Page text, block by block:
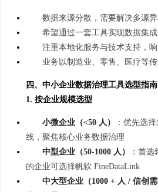
数据来源分散，需要解决多源
希望通过一套工具实现数据集
注重本地化服务与技术支持，
业务以制造业、零售、医疗等
四、中小企业数据治理工具选型指南
1. 按企业规模选型
小微企业（<50 人）
：优先选
线，聚焦核心业务数据治理
中型企业（50-1000 人）
：首
的企业可选择帆软 FineDataLink
中大型企业（1000 + 人 / 信创需